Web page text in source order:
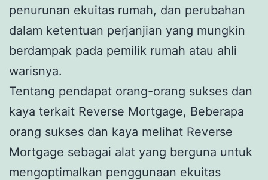
penurunan ekuitas rumah, dan perubahan
dalam ketentuan perjanjian yang mungkin
berdampak pada pemilik rumah atau ahli
warisnya.
Tentang pendapat orang-orang sukses dan
kaya terkait Reverse Mortgage, Beberapa
orang sukses dan kaya melihat Reverse
Mortgage sebagai alat yang berguna untuk
mengoptimalkan penggunaan ekuitas